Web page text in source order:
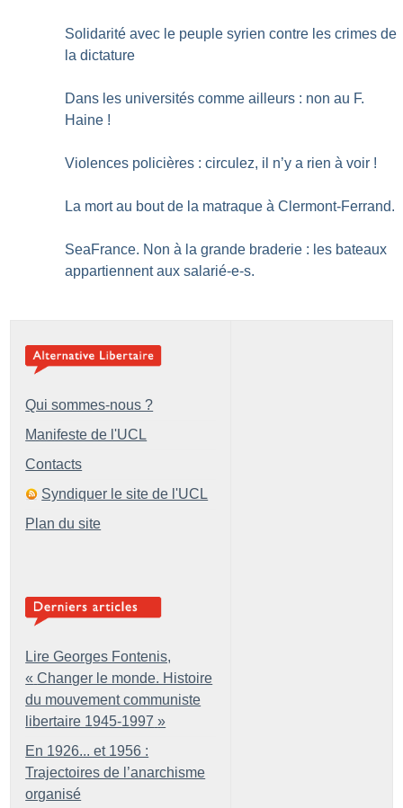
Solidarité avec le peuple syrien contre les crimes de
la dictature
Dans les universités comme ailleurs : non au F.
Haine !
Violences policières : circulez, il n’y a rien à voir !
La mort au bout de la matraque à Clermont-Ferrand.
SeaFrance. Non à la grande braderie : les bateaux
appartiennent aux salarié-e-s.
Qui sommes-nous ?
Manifeste de l'UCL
Contacts
Syndiquer le site de l'UCL
Plan du site
Lire Georges Fontenis,
« Changer le monde. Histoire
du mouvement communiste
libertaire 1945-1997 »
En 1926... et 1956 :
Trajectoires de l’anarchisme
organisé